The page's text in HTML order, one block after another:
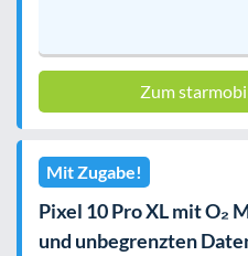
Zum
Mit Zugabe!
Pixel 10 Pro XL mit O₂
und unbegrenzten